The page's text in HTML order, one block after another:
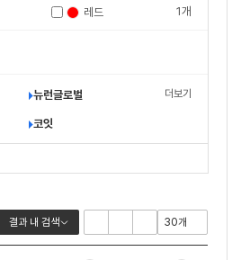
레드 1개
더보기
뉴런글로벌
코잇
결과 내 검색